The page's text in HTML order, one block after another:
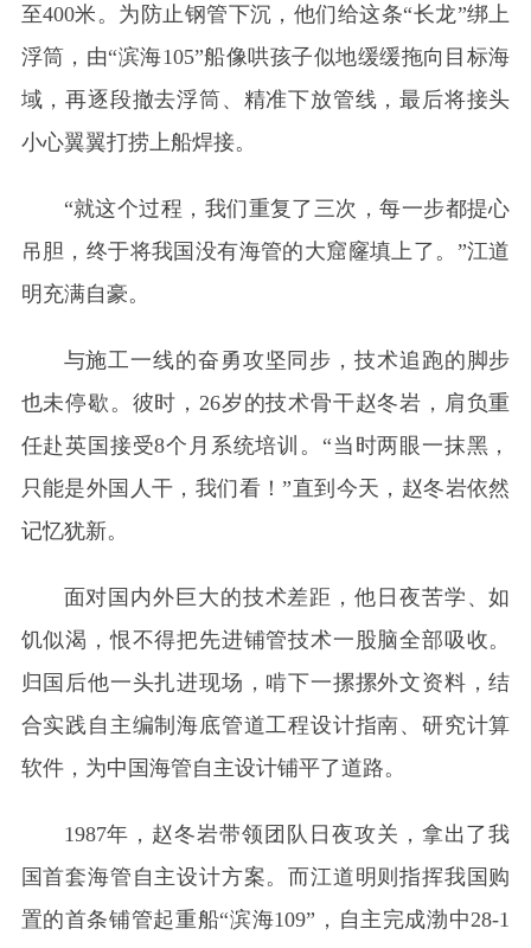
至400米。为防止钢管下沉，他们给这条“长龙”绑上
浮筒，由“滨海105”船像哄孩子似地缓缓拖向目标海
域，再逐段撤去浮筒、精准下放管线，最后将接头
小心翼翼打捞上船焊接。
“就这个过程，我们重复了三次，每一步都提心
吊胆，终于将我国没有海管的大窟窿填上了。”江道
明充满自豪。
与施工一线的奋勇攻坚同步，技术追跑的脚步
也未停歇。彼时，26岁的技术骨干赵冬岩，肩负重
任赴英国接受8个月系统培训。“当时两眼一抹黑，
只能是外国人干，我们看！”直到今天，赵冬岩依然
记忆犹新。
面对国内外巨大的技术差距，他日夜苦学、如
饥似渴，恨不得把先进铺管技术一股脑全部吸收。
归国后他一头扎进现场，啃下一摞摞外文资料，结
合实践自主编制海底管道工程设计指南、研究计算
软件，为中国海管自主设计铺平了道路。
1987年，赵冬岩带领团队日夜攻关，拿出了我
国首套海管自主设计方案。而江道明则指挥我国购
置的首条铺管起重船“滨海109”，自主完成渤中28-1